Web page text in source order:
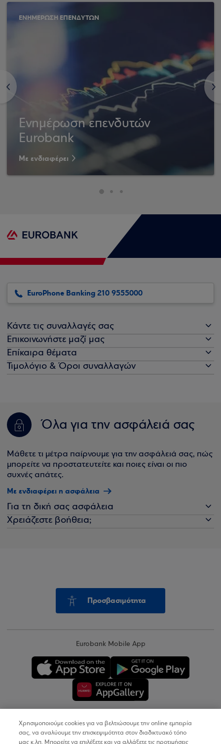
<
ΕΝΗΜΕΡΩΣΗ ΕΠΕΝΔΥΤΩΝ
Ενημέρωση επενδυτών
Eurobank
Με ενδιαφέρει
>
EuroPhone Banking 210 9555000
Κάντε τις συναλλαγές σας
Επικοινωνήστε μαζί μας
Επίκαιρα θέματα
Τιμολόγιο & Όροι συναλλαγών
Όλα για την ασφάλειά σας
Μάθετε τι μέτρα παίρνουμε για την ασφάλειά σας, πώς
μπορείτε να προστατευτείτε και ποιες είναι οι πιο
συχνές απάτες.
Με ενδιαφέρει η ασφάλεια
Για τη δική σας ασφάλεια
Χρειάζεστε βοήθεια;
Προσβασιμότητα
Eurobank Mobile App
Copyright © 2026
Χρησιμοποιούμε cookies για να βελτιώσουμε την online εμπειρία
σας, να αναλύουμε την επισκεψιμότητα στον διαδικτυακό τόπο
μας κ.λπ. Μπορείτε να επιλέξετε και να αλλάξετε τις προτιμήσεις